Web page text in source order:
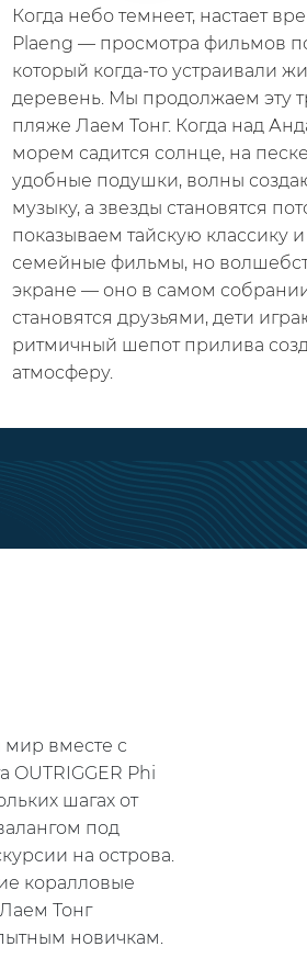
Когда небо темнеет, настает
Plaeng — просмотра фильмов
который когда-то устраивали
деревень. Мы продолжаем эту
пляже Лаем Тонг. Когда над
морем садится солнце, на
удобные подушки, волны
музыку, а звезды становятся
показываем тайскую классику
семейные фильмы, но
экране — оно в самом
становятся друзьями, дети
ритмичный шепот прилива
атмосферу.
вместе с
OUTRIGGER Phi
шагах от
под
на острова.
коралловые
Тонг
новичкам.